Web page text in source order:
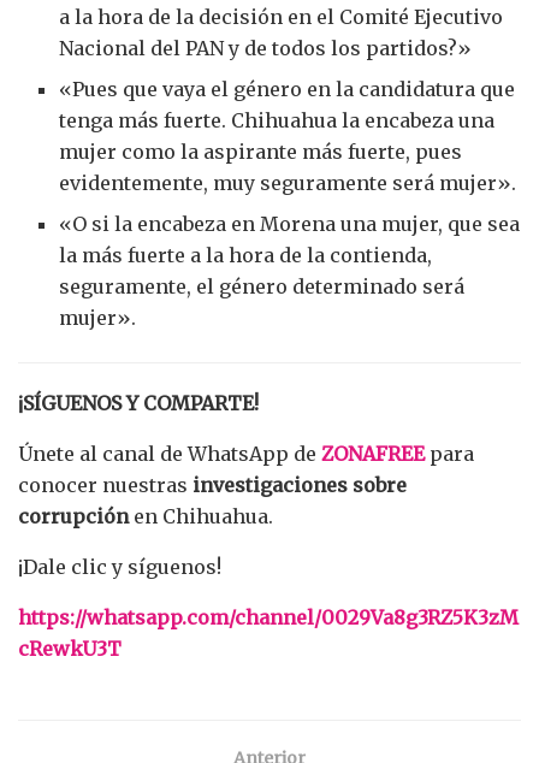
a la hora de la decisión en el Comité Ejecutivo
Nacional del PAN y de todos los partidos?»
«Pues que vaya el género en la candidatura que
tenga más fuerte. Chihuahua la encabeza una
mujer como la aspirante más fuerte, pues
evidentemente, muy seguramente será mujer».
«O si la encabeza en Morena una mujer, que sea
la más fuerte a la hora de la contienda,
seguramente, el género determinado será
mujer».
¡SÍGUENOS Y COMPARTE!
Únete al canal de WhatsApp de ZONAFREEpara
conocer nuestras investigaciones sobre
corrupciónen Chihuahua.
¡Dale clic y síguenos!
https://whatsapp.com/channel/0029Va8g3RZ5K3zM
cRewkU3T
Anterior